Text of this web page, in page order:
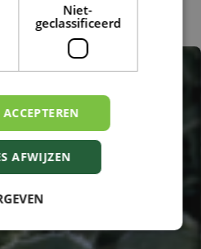
'Bakkely'
Niet-
geclassificeerd
AFWIJZEN